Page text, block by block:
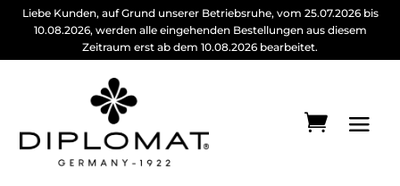
Liebe Kunden, auf Grund unserer Betriebsruhe, vom 25.07.2026 bis
10.08.2026, werden alle eingehenden Bestellungen aus diesem
Zeitraum erst ab dem 10.08.2026 bearbeitet.